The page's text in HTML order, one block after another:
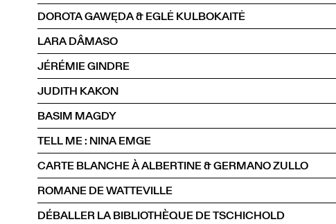
DOROTA GAWĘDA & EGLĖ KULBOKAITĖ
LARA DÂMASO
JÉRÉMIE GINDRE
JUDITH KAKON
BASIM MAGDY
TELL ME : NINA EMGE
CARTE BLANCHE À ALBERTINE & GERMANO ZULLO
ROMANE DE WATTEVILLE
DÉBALLER LA BIBLIOTHÈQUE DE TSCHICHOLD